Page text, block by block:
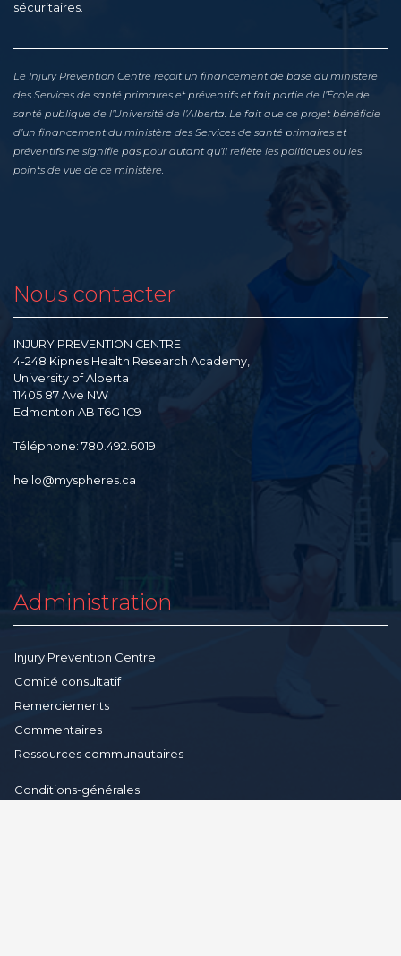
sécuritaires.
Le Injury Prevention Centre reçoit un financement de base du ministère
des Services de santé primaires et préventifs et fait partie de l’École de
santé publique de l’Université de l’Alberta. Le fait que ce projet bénéficie
d’un financement du ministère des Services de santé primaires et
préventifs ne signifie pas pour autant qu’il reflète les politiques ou les
points de vue de ce ministère.
Nous contacter
INJURY PREVENTION CENTRE
4-248 Kipnes Health Research Academy,
University of Alberta
11405 87 Ave NW
Edmonton AB T6G 1C9
Téléphone: 780.492.6019
hello@myspheres.ca
Administration
Injury Prevention Centre
Comité consultatif
Remerciements
Commentaires
Ressources communautaires
Conditions-générales